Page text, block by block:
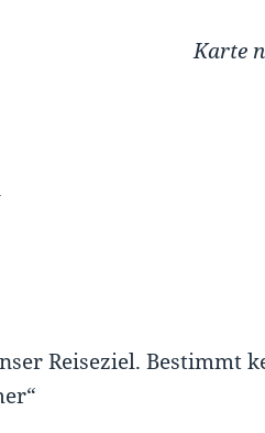
Karte
Reiseziel. Bestimmt